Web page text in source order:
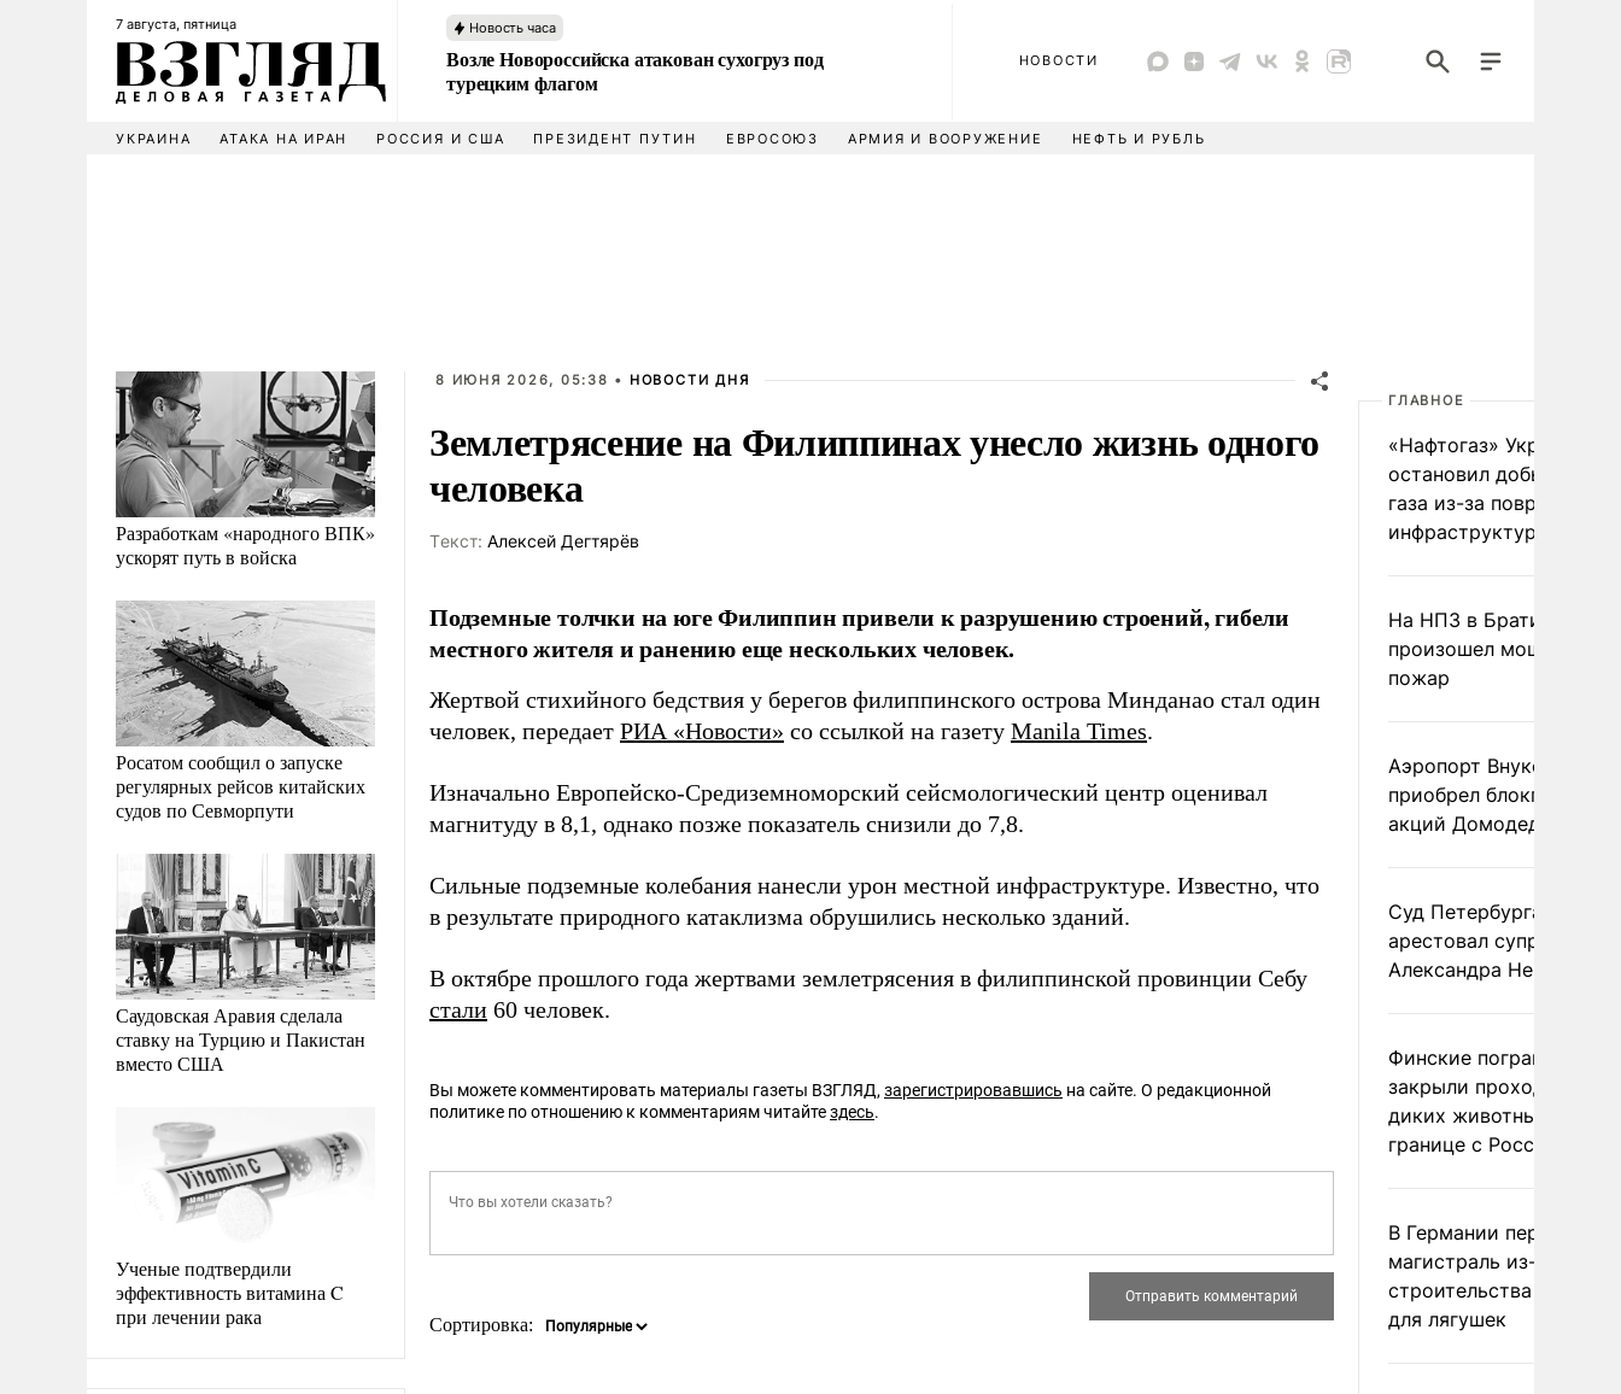
7 августа, пятница Новость часа
Возле Новороссийска атакован сухогруз под
турецким флагом
НОВОСТИ
УКРАИНА АТАКА НА ИРАН РОССИЯ И США ПРЕЗИДЕНТ ПУТИН ЕВРОСОЮЗ АРМИЯ И ВООРУЖЕНИЕ НЕФТЬ И РУБЛЬ
Разработкам «народного ВПК»
ускорят путь в войска
Росатом сообщил о запуске
регулярных рейсов китайских
судов по Севморпути
Саудовская Аравия сделала
ставку на Турцию и Пакистан
вместо США
Ученые подтвердили
эффективность витамина C
при лечении рака
8 ИЮНЯ 2026, 05:38 • НОВОСТИ ДНЯ
Землетрясение на Филиппинах унесло жизнь одного
человека
Tекст: Алексей Дегтярёв
Подземные толчки на юге Филиппин привели к разрушению строений, гибели
местного жителя и ранению еще нескольких человек.
Жертвой стихийного бедствия у берегов филиппинского острова Минданао стал один
человек, передает РИА «Новости» со ссылкой на газету Manila Times.
Изначально Европейско-Средиземноморский сейсмологический центр оценивал
магнитуду в 8,1, однако позже показатель снизили до 7,8.
Сильные подземные колебания нанесли урон местной инфраструктуре. Известно, что
в результате природного катаклизма обрушились несколько зданий.
В октябре прошлого года жертвами землетрясения в филиппинской провинции Себу
стали 60 человек.
Вы можете комментировать материалы газеты ВЗГЛЯД, зарегистрировавшись на сайте. О редакционной
политике по отношению к комментариям читайтездесь.
Сортировка:
ГЛАВНОЕ
«Нафтогаз» Украины
остановил добычу
газа из-за повреждения
инфраструктуры
На НПЗ в Братиславе
произошел мощный
пожар
Аэропорт Внуково
приобрел блокпакет
акций Домодедово
Суд Петербурга заочно
арестовал супругу
Александра Невзорова
Финские пограничники
закрыли проходы для
диких животных на
границе с Россией
В Германии перекрыли
магистраль из-за
строительства
для лягушек